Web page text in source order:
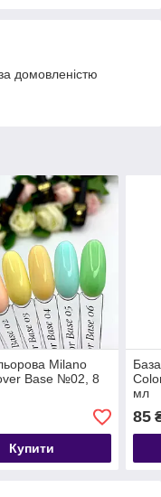
домовленістю
Milano
Base №02, 8
Купити
мл
85